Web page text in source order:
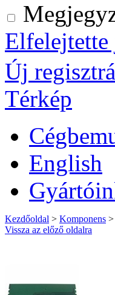
Elfelejtette
Új
Térkép
English
Kezdőoldal > Komponens >
Vissza az előző oldalra